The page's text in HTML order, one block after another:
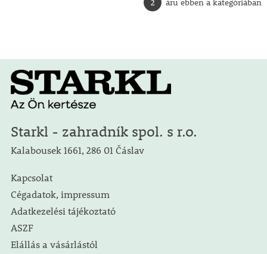
2 áru ebben a kategóriában
Starkl - zahradník spol. s r.o.
Kalabousek 1661, 286 01 Čáslav
Kapcsolat
Cégadatok, impressum
Adatkezelési tájékoztató
ASZF
Elállás a vásárlástól